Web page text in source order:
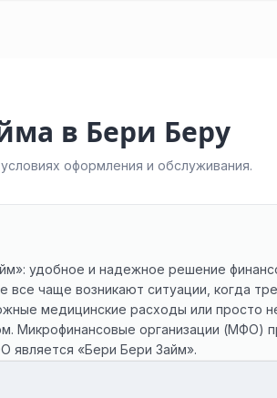
в Бери Беру
оформления и обслуживания.
удобное и надежное решение
все чаще возникают ситуации, когда
медицинские расходы или просто
Микрофинансовые организации (МФО)
является «Бери Бери Займ».